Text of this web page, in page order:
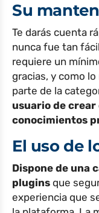
Su
Te darás cuenta
nunca fue tan
requiere un
gracias, y como
parte de la
usuario de
conocimientos
El uso de
Dispone de una
plugins que
experiencia que